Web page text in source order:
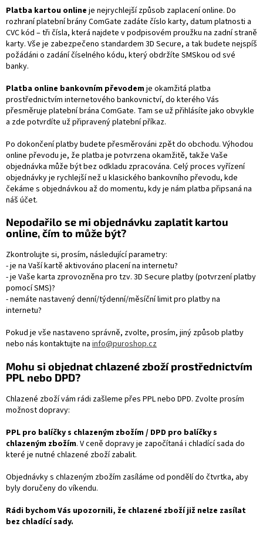
Platba kartou online je nejrychlejší způsob zaplacení online. Do
rozhraní platební brány ComGate zadáte číslo karty, datum platnosti a
CVC kód – tři čísla, která najdete v podpisovém proužku na zadní straně
karty. Vše je zabezpečeno standardem 3D Secure, a tak budete nejspíš
požádáni o zadání číselného kódu, který obdržíte SMSkou od své
banky.
Platba online bankovním převodemje okamžitá platba
prostřednictvím internetového bankovnictví, do kterého Vás
přesměruje platební brána ComGate. Tam se už přihlásíte jako obvykle
a zde potvrdíte už připravený platební příkaz.
Po dokončení platby budete přesměrováni zpět do obchodu. Výhodou
online převodu je, že platba je potvrzena okamžitě, takže Vaše
objednávka může být bez odkladu zpracována. Celý proces vyřízení
objednávky je rychlejší než u klasického bankovního převodu, kde
čekáme s objednávkou až do momentu, kdy je nám platba připsaná na
náš účet.
Nepodařilo se mi objednávku zaplatit kartou
online, čím to může být?
Zkontrolujte si, prosím, následující parametry:
- je na Vaší kartě aktivováno placení na internetu?
- je Vaše karta zprovozněna pro tzv. 3D Secure platby (potvrzení platby
pomocí SMS)?
- nemáte nastavený denní/týdenní/měsíční limit pro platby na
internetu?
Pokud je vše nastaveno správně, zvolte, prosím, jiný způsob platby
nebo nás kontaktujte na info@puroshop.cz
Mohu si objednat chlazené zboží prostřednictvím
PPL nebo DPD?
Chlazené zboží vám rádi zašleme přes PPL nebo DPD. Zvolte prosím
možnost dopravy:
PPL pro balíčky s chlazeným zbožím / DPD pro balíčky s
chlazeným zbožím. V ceně dopravy je započítaná i chladící sada do
které je nutné chlazené zboží zabalit.
Objednávky s chlazeným zbožím zasíláme od pondělí do čtvrtka, aby
byly doručeny do víkendu.
Rádi bychom Vás upozornili, že chlazené zboží již nelze zasílat
bez chladící sady.